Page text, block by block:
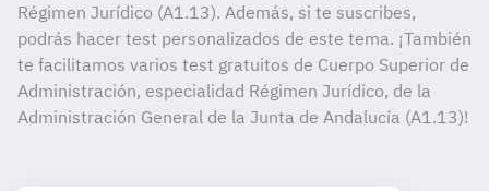
Régimen Jurídico (A1.13). Además, si te suscribes,
podrás hacer test personalizados de este tema. ¡También
te facilitamos varios test gratuitos de Cuerpo Superior de
Administración, especialidad Régimen Jurídico, de la
Administración General de la Junta de Andalucía (A1.13)!